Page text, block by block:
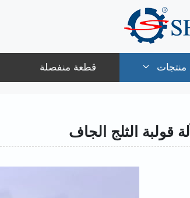
منتجات قطعة منفصلة
آلة قولبة الثلج الجاف